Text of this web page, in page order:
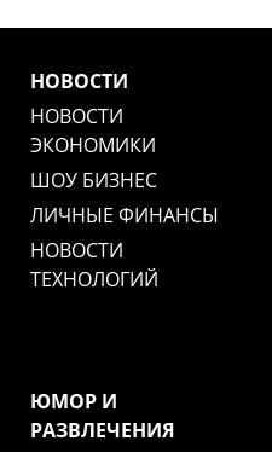
НОВОСТИ
НОВОСТИ
ЭКОНОМИКИ
ШОУ БИЗНЕС
ЛИЧНЫЕ ФИНАНСЫ
НОВОСТИ
ТЕХНОЛОГИЙ
ЮМОР И
РАЗВЛЕЧЕНИЯ